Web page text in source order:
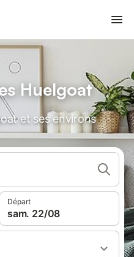
Huelgoat
et ses environs
Départ
sam. 22/08